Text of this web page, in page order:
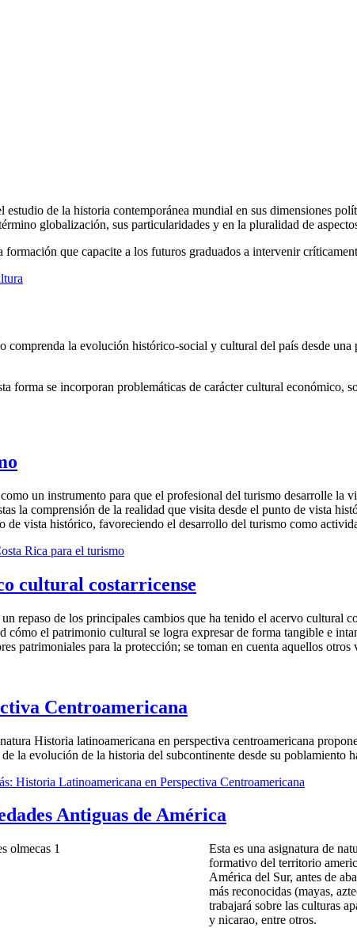
estudio de la historia contemporánea mundial en sus dimensiones
globalización, sus particularidades y en la pluralidad de
formación que capacite a los futuros graduados a intervenir
comprenda la evolución histórico-social y cultural del país desde
forma se incorporan problemáticas de carácter cultural
un instrumento para que el profesional del turismo desarrolle la
la comprensión de la realidad que visita desde el punto de vista
de vista histórico, favoreciendo el desarrollo del turismo como
Rica para el turismo
cultural costarricense
un repaso de los principales cambios que ha tenido el acervo cultural
cómo el patrimonio cultural se logra expresar de forma tangible e
patrimoniales para la protección; se toman en cuenta aquellos
Centroamericana
Historia latinoamericana en perspectiva centroamericana
la evolución de la historia del subcontinente desde su poblamiento
Historia Latinoamericana en Perspectiva Centroamericana
Antiguas de América
Esta es una asignatura de
formativo del territorio
América del Sur, antes de
más reconocidas (mayas,
trabajará sobre las culturas
y nicarao, entre otros.